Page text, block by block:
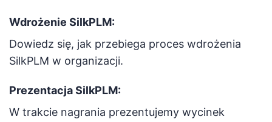
Wdrożenie SilkPLM:
Dowiedz się, jak przebiega proces wdrożenia
SilkPLM w organizacji.
Prezentacja SilkPLM:
W trakcie nagrania prezentujemy wycinek